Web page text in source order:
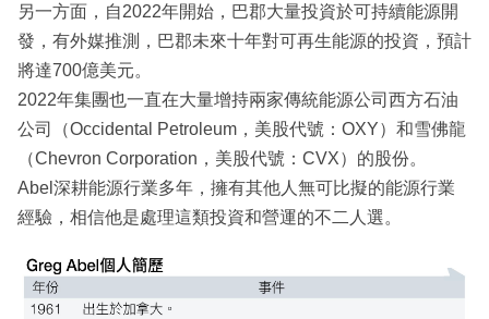
另一方面，自2022年開始，巴郡大量投資於可持續能源開
發，有外媒推測，巴郡未來十年對可再生能源的投資，預計
將達700億美元。
2022年集團也一直在大量增持兩家傳統能源公司西方石油
公司（Occidental Petroleum，美股代號：OXY）和雪佛龍
（Chevron Corporation，美股代號：CVX）的股份。
Abel深耕能源行業多年，擁有其他人無可比擬的能源行業
經驗，相信他是處理這類投資和營運的不二人選。